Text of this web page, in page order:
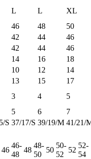
L L
XL
46 48
50
42 44
46
42 44
46
14 16
18
10 12
14
13 15
17
3 4
5
5 6
7
S 37/17/S 39/19/M 41/21/
46
46-
48
48
48-
50
50
50-
52
52
52-
54